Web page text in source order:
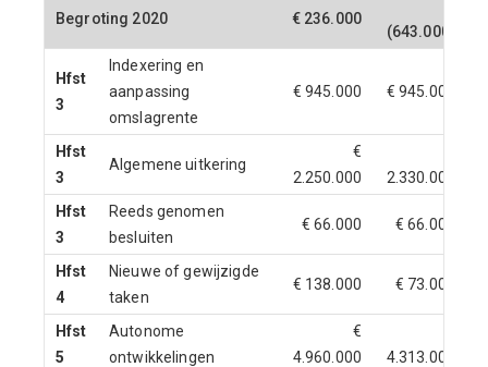
Begroting 2020 € 236.000
(643.000)
Hfst
3
Indexering en
aanpassing
omslagrente
€ 945.000 € 945.000
Hfst
3
Algemene uitkering
€
2.250.000
2.330.000
Hfst
3
Reeds genomen
besluiten
€ 66.000 € 66.000
Hfst
4
Nieuwe of gewijzigde
taken
€ 138.000 € 73.000
Hfst
5
Autonome
ontwikkelingen
€
4.960.000
4.313.000